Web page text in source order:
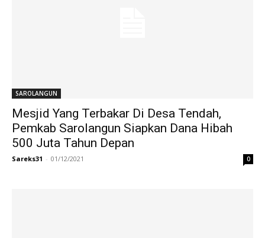
SAROLANGUN
Mesjid Yang Terbakar Di Desa Tendah,
Pemkab Sarolangun Siapkan Dana Hibah
500 Juta Tahun Depan
Sareks31 - 01/12/2021 0